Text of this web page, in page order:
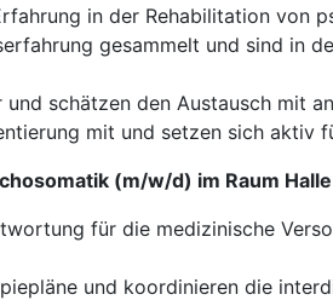
in der Rehabilitation von
gesammelt und sind in
schätzen den Austausch mit
mit und setzen sich aktiv
(m/w/d) im Raum Halle
für die medizinische
und koordinieren die